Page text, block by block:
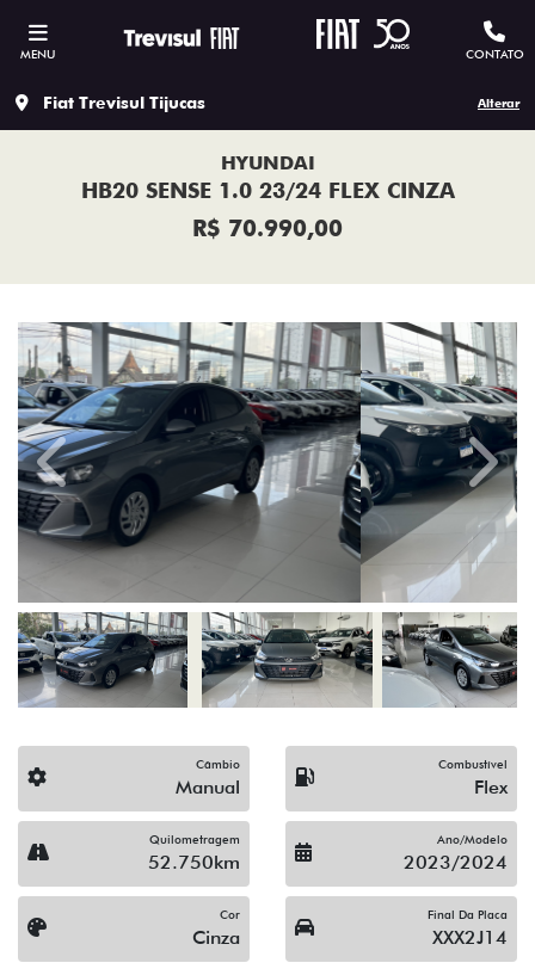
MENU CONTATO
Fiat Trevisul Tijucas Alterar
HYUNDAI
HB20 SENSE 1.0 23/24 FLEX CINZA
R$ 70.990,00
Previous Next
Câmbio
Manual
Combustível
Flex
Quilometragem
52.750km
Ano/Modelo
2023/2024
Cor
Cinza
Final Da Placa
XXX2J14